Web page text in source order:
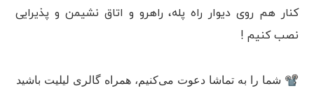
کنار هم روی دیوار راه پله، راهرو و اتاق نشیمن و پذیرایی
نصب کنیم !
📽 شما را به تماشا دعوت می‌کنیم، همراه گالری لیلیت باشید